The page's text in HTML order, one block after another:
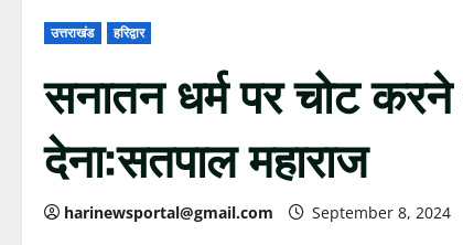
उत्तराखंड हरिद्वार
सनातन धर्म पर चोट
देना:सतपाल महाराज
harinewsportal@gmail.com September 8, 2024